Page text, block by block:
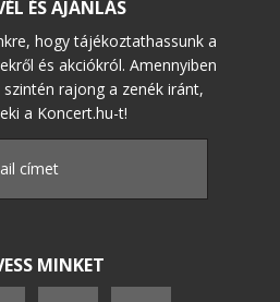
ÉS AJÁNLÁS
hogy tájékoztathassunk a
és akciókról. Amennyiben
rajong a zenék iránt,
a Koncert.hu-t!
MINKET